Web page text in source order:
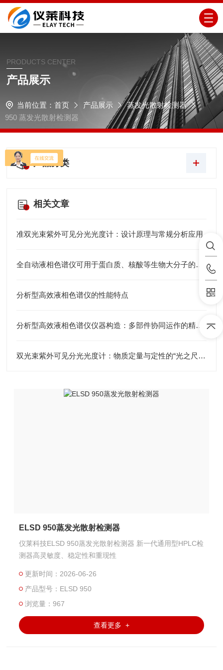
PRODUCTS CENTER
产品展示
当前位置： 首页 产品展示
蒸发光散射检测器
950 蒸发光散射检测器
产品分类
相关文章
准双光束紫外可见分光光度计：设计原理与常规分析应用
全自动液相色谱仪可用于蛋白质、核酸等生物大分子的分离和分析
分析型高效液相色谱仪的性能特点
分析型高效液相色谱仪仪器构造：多部件协同运作的精密体系
双光束紫外可见分光光度计：物质定量与定性的“光之尺”与“分子探针”
ELSD 950蒸发光散射检测器
仪莱科技ELSD 950蒸发光散射检测器 新一代通用型HPLC检
测器高灵敏度、稳定性和重现性
更新时间：2026-06-26
产品型号：ELSD 950
浏览量：967
查看更多 +